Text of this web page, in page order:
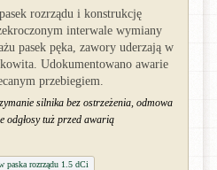
rozrządu i konstrukcję
interwale wymiany
pasek pęka, zawory uderzają w
Udokumentowano awarie
przebiegiem.
silnika bez ostrzeżenia, odmowa
odgłosy tuż przed awarią
paska rozrządu 1.5 dCi